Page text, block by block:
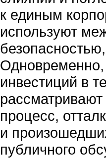
к единым
используют
Одновременно,
инвестиций в
процесс,
и
публичного